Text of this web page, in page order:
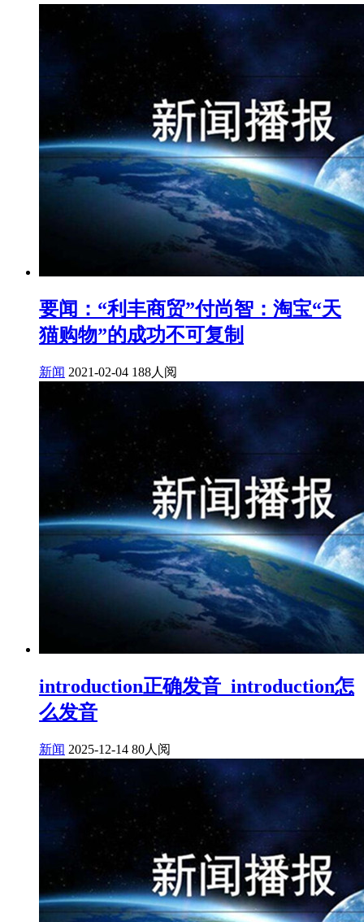
要闻：“利丰商贸”付尚智：淘宝“天
猫购物”的成功不可复制
新闻 2021-02-04 188人阅
introduction正确发音_introduction怎
么发音
新闻 2025-12-14 80人阅